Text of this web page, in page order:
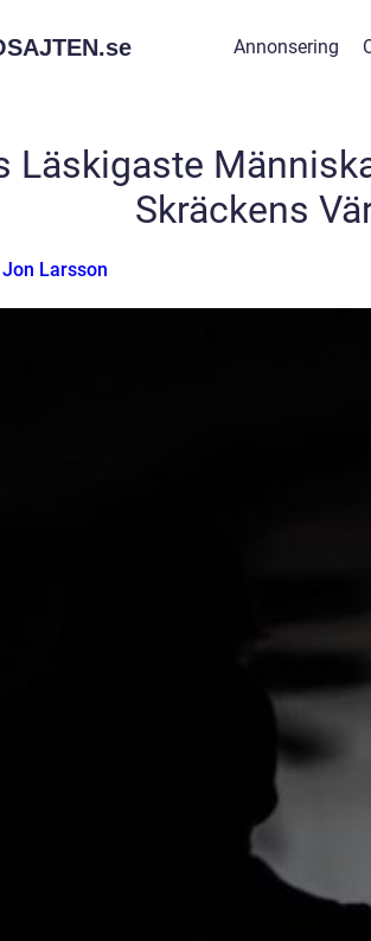
se Annonsering
Läskigaste
Skräckens
Jon Larsson